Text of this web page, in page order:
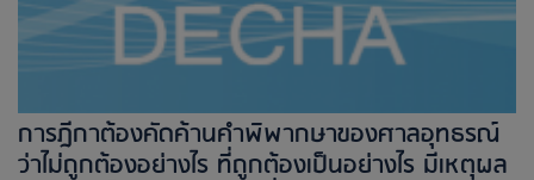
การฎีกาต้องคัดค้านคำพิพากษาของศาลอุทธรณ์
ว่าไม่ถูกต้องอย่างไร ที่ถูกต้องเป็นอย่างไร มีเหตุผล